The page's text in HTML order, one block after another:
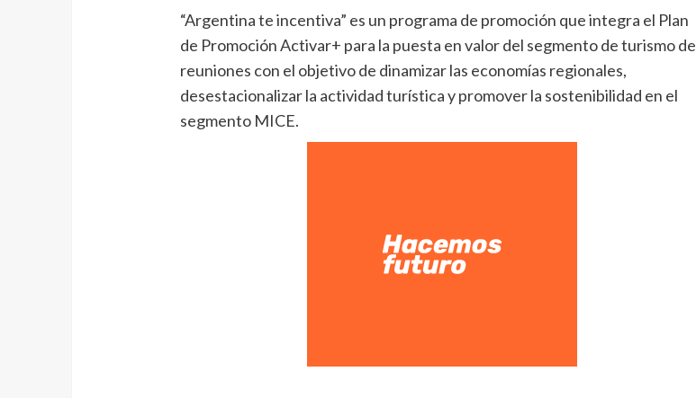
“Argentina te incentiva” es un programa de promoción que integra el Plan
de Promoción Activar+ para la puesta en valor del segmento de turismo de
reuniones con el objetivo de dinamizar las economías regionales,
desestacionalizar la actividad turística y promover la sostenibilidad en el
segmento MICE.